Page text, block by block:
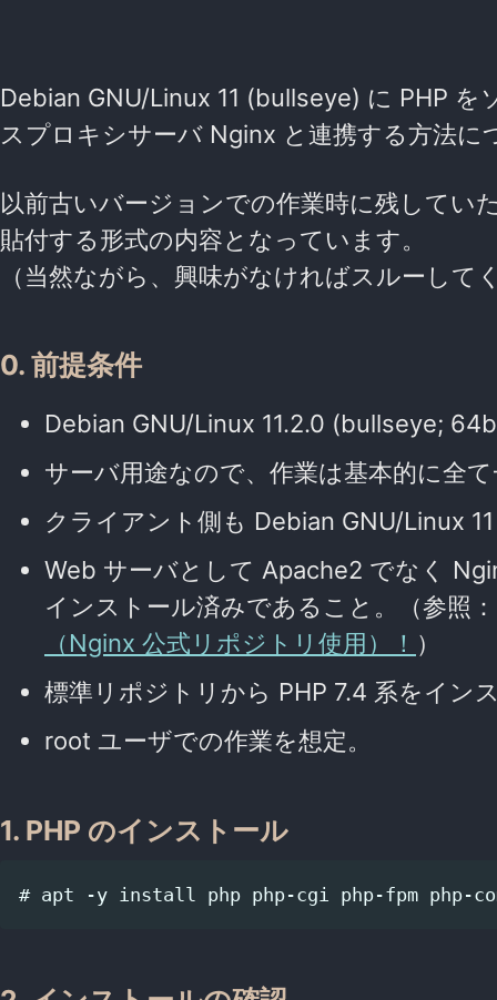
Debian GNU/Linux 11 (bullseye) に PHP
スプロキシサーバ Nginx と連携する方法に
以前古いバージョンでの作業時に残してい
貼付する形式の内容となっています。
（当然ながら、興味がなければスルーして
0. 前提条件
Debian GNU/Linux 11.2.0 (bullseye;
サーバ用途なので、作業は基本的に全
クライアント側も Debian GNU/Linux
Web サーバとして Apache2 でなく
インストール済みであること。（参照
（Nginx 公式リポジトリ使用）！ ）
標準リポジトリから PHP 7.4 系をイン
root ユーザでの作業を想定。
1. PHP のインストール